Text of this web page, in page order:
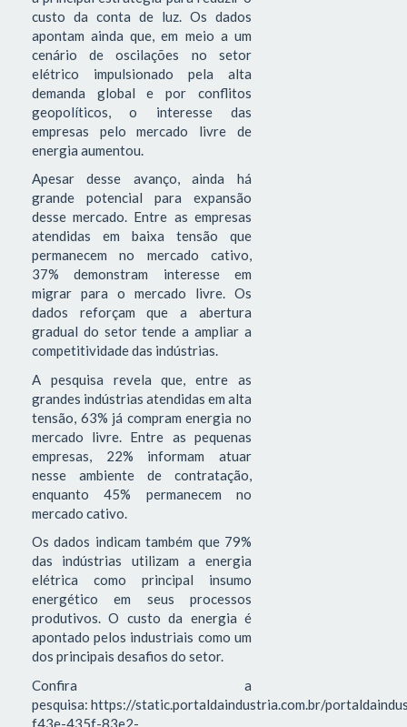
custo da conta de luz. Os dados
apontam ainda que, em meio a um
cenário de oscilações no setor
elétrico impulsionado pela alta
demanda global e por conflitos
geopolíticos, o interesse das
empresas pelo mercado livre de
energia aumentou.
Apesar desse avanço, ainda há
grande potencial para expansão
desse mercado. Entre as empresas
atendidas em baixa tensão que
permanecem no mercado cativo,
37% demonstram interesse em
migrar para o mercado livre. Os
dados reforçam que a abertura
gradual do setor tende a ampliar a
competitividade das indústrias.
A pesquisa revela que, entre as
grandes indústrias atendidas em alta
tensão, 63% já compram energia no
mercado livre. Entre as pequenas
empresas, 22% informam atuar
nesse ambiente de contratação,
enquanto 45% permanecem no
mercado cativo.
Os dados indicam também que 79%
das indústrias utilizam a energia
elétrica como principal insumo
energético em seus processos
produtivos. O custo da energia é
apontado pelos industriais como um
dos principais desafios do setor.
Confira a
pesquisa: https://static.portaldaindustria.com.br/
f43e-435f-83e2-